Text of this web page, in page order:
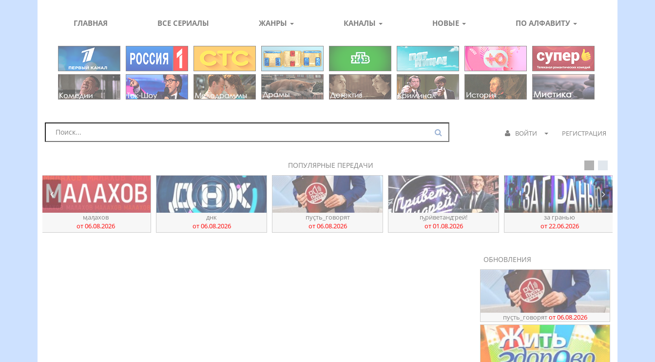
ГЛАВНАЯ ВСЕ СЕРИАЛЫ ЖАНРЫ КАНАЛЫ НОВЫЕ ПО АЛФАВИТУ
ВОЙТИ РЕГИСТРАЦИЯ
ПОПУЛЯРНЫЕ ПЕРЕДАЧИ
ӎаԓахов
от 06.08.2026
днк
от 06.08.2026
пуҫть_говорят
от 06.08.2026
ҧрӥветанꙣреӥ!
от 01.08.2026
за гранью
от 22.06.2026
ОБНОВЛЕНИЯ
пуҫть_говорятот 06.08.2026